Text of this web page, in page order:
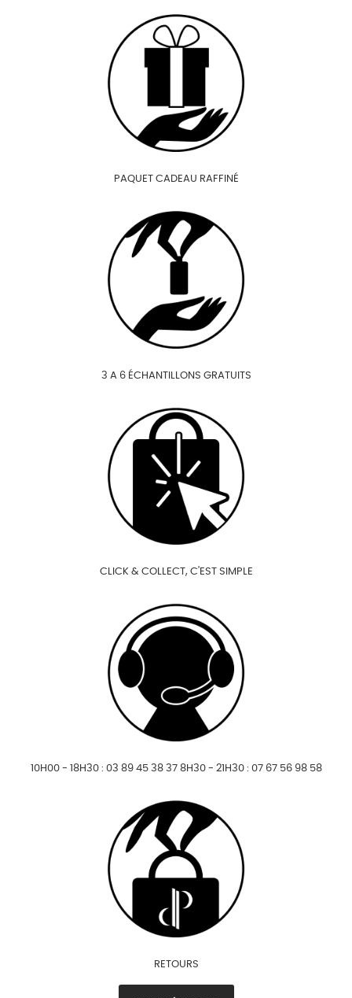
PAQUET CADEAU RAFFINÉ
3 A 6 ÉCHANTILLONS GRATUITS
CLICK & COLLECT, C'EST SIMPLE
10H00 - 18H30 : 03 89 45 38 37 8H30 - 21H30 : 07 67 56 98 58
RETOURS